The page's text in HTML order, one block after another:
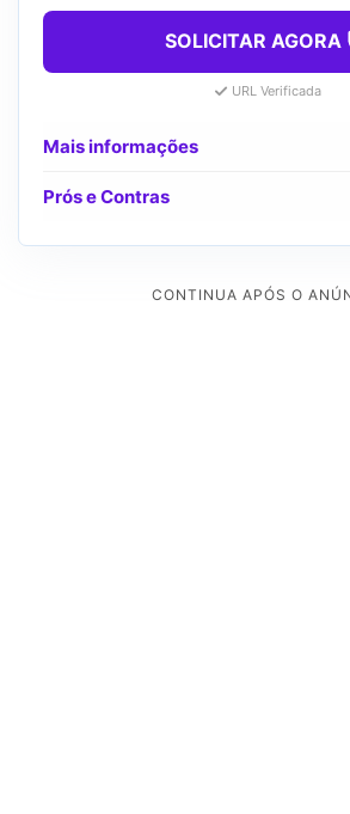
SOLICITAR AGORA
URL Verificada
Mais informações
Prós e Contras